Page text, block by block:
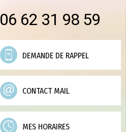
06 62 31 98 59
DEMANDE DE RAPPEL
CONTACT MAIL
MES HORAIRES